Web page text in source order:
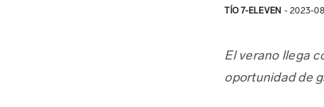
TÍO 7-ELEVEN - 2023-
El verano llega
oportunidad de